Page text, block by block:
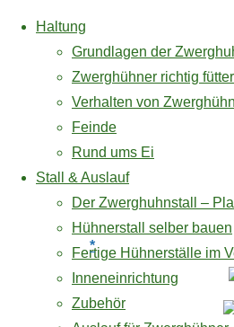
springen
Haltung
Grundlagen der
Zwerghühner richtig
Verhalten von
Feinde
Rund ums Ei
Stall & Auslauf
Der Zwerghuhnstall –
Hühnerstall selber bauen
Fertige Hühnerställe im
Inneneinrichtung
Zubehör
Gesundheit
Gesundheit
*